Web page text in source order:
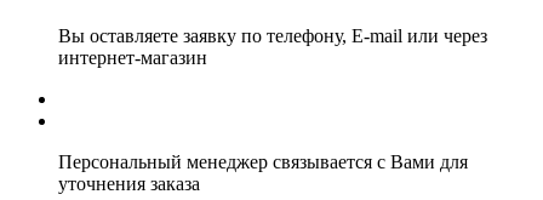
Вы оставляете заявку по телефону, E-mail или через
интернет-магазин
Персональный менеджер связывается с Вами для
уточнения заказа